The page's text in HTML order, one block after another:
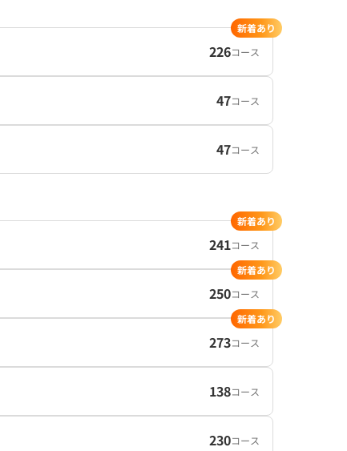
226コース
新着あり
47コース
47コース
241コース
新着あり
250コース
新着あり
273コース
新着あり
138コース
230コース